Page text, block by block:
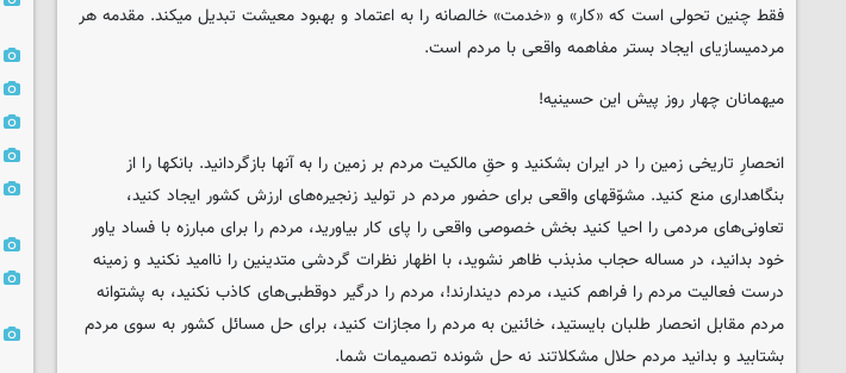
فقط چنین تحولی است که «کار» و «خدمت» خالصانه را به اعتماد و بهبود معیشت تبدیل میکند. مقدمه هر
مردمیسازیای ایجاد بستر مفاهمه واقعی با مردم است.
میهمانان چهار روز پیش این حسینیه!
انحصارِ تاریخی زمین را در ایران بشکنید و حقِ مالکیت مردم بر زمین را به آنها بازگردانید. بانکها را از
بنگاهداری منع کنید. مشوّقهای واقعی برای حضور مردم در تولید زنجیره‌های ارزش کشور ایجاد کنید،
تعاونی‌های مردمی را احیا کنید بخش خصوصی واقعی را پای کار بیاورید، مردم را برای مبارزه با فساد یاور
خود بدانید، در مساله حجاب مذبذب ظاهر نشوید، با اظهار نظرات گردشی متدینین را ناامید نکنید و زمینه
درست فعالیت مردم را فراهم کنید، مردم دیندارند!، مردم را درگیر دوقطبی‌های کاذب نکنید، به پشتوانه
مردم مقابل انحصار طلبان بایستید، خائنین به مردم را مجازات کنید، برای حل مسائل کشور به سوی مردم
بشتابید و بدانید مردم حلال مشکلاتند نه حل شونده تصمیمات شما.